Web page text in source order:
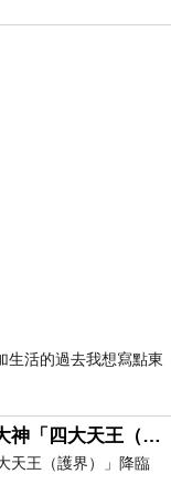
生活的過去我想寫點東
2026.7.10，第79、80、81、82尊素食大神「四大天王（護界）」降臨寶島台灣（7）
天王（護界）」降臨